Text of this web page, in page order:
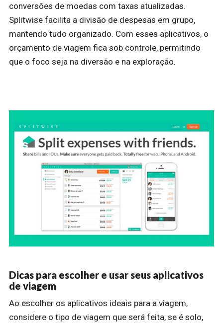
conversões de moedas com taxas atualizadas.
Splitwise facilita a divisão de despesas em grupo,
mantendo tudo organizado. Com esses aplicativos, o
orçamento de viagem fica sob controle, permitindo
que o foco seja na diversão e na exploração.
Dicas para escolher e usar seus aplicativos
de viagem
Ao escolher os aplicativos ideais para a viagem,
considere o tipo de viagem que será feita, se é solo,